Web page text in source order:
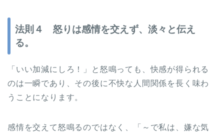
法則４ 怒りは感情を交えず、淡々と伝え
る。
「いい加減にしろ！」と怒鳴っても、快感が得られる
のは一瞬であり、その後に不快な人間関係を長く味わ
うことになります。
感情を交えて怒鳴るのではなく、「～で私は、嫌な気